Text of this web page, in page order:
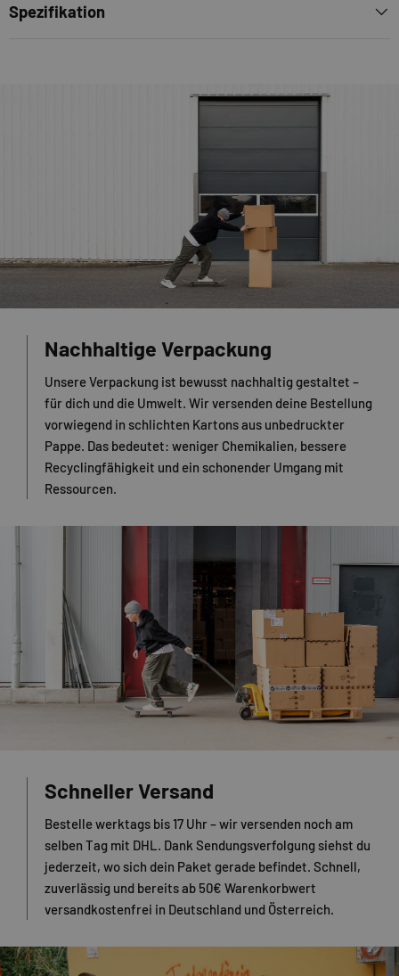
Spezifikation
Nachhaltige Verpackung
Unsere Verpackung ist bewusst nachhaltig gestaltet –
für dich und die Umwelt. Wir versenden deine Bestellung
vorwiegend in schlichten Kartons aus unbedruckter
Pappe. Das bedeutet: weniger Chemikalien, bessere
Recyclingfähigkeit und ein schonender Umgang mit
Ressourcen.
Schneller Versand
Bestelle werktags bis 17 Uhr – wir versenden noch am
selben Tag mit DHL. Dank Sendungsverfolgung siehst du
jederzeit, wo sich dein Paket gerade befindet. Schnell,
zuverlässig und bereits ab 50€ Warenkorbwert
versandkostenfrei in Deutschland und Österreich.